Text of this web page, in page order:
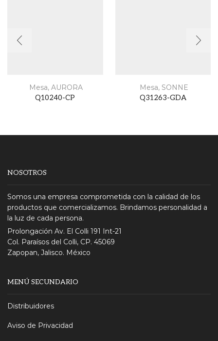
Mesa,AURORA
Q10240-CP
Mesa, SONNE
Q31263-GDA
NOSOTROS
Somos una empresa comprometida con la calidad de los
productos que comercializamos. Brindamos personalidad a
la luz de cada persona.
Prolongación Av. El Colli 191 Int-21
Col. Paraísos del Colli, CP. 45069
Zapopan, Jalisco. México
MENÚ SECUNDARIO
Distribuidores
Aviso de Privacidad